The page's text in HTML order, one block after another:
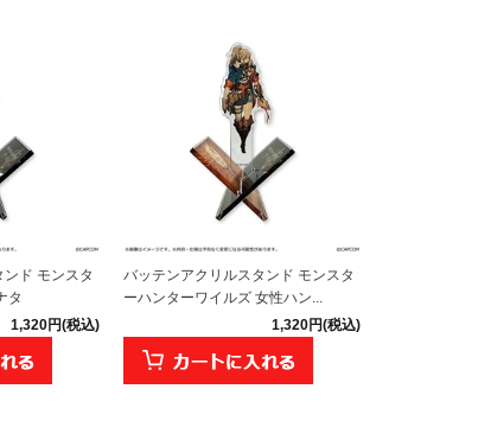
ド モンスタ
タ
1,320円(税込)
バッテンアクリルスタンド モンスタ
ーハンターワイルズ 女性ハン...
1,320円(税込)